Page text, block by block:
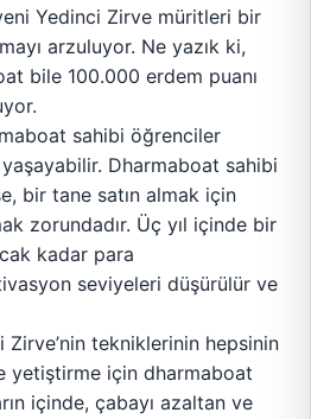
Yedinci Zirve müritleri bir
arzuluyor. Ne yazık ki,
bile 100.000 erdem puanı
sahibi öğrenciler
Dharmaboat sahibi
bir tane satın almak için
zorundadır. Üç yıl içinde bir
kadar para
seviyeleri düşürülür ve
Zirve’nin tekniklerinin hepsinin
yetiştirme için dharmaboat
içinde, çabayı azaltan ve